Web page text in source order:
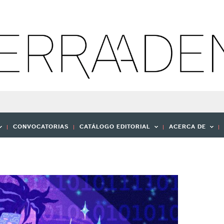
CONVOCATORIAS CATÁLOGO EDITORIAL ACERCA DE